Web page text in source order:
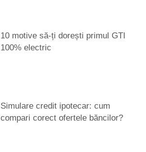
10 motive să-ți dorești primul GTI
100% electric
Simulare credit ipotecar: cum
compari corect ofertele băncilor?